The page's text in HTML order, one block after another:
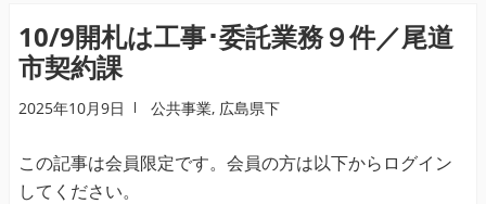
ス
ッ
プ
ッ
10/9開札は工事･委託業務９件／尾道
市契約課
2025年10月9日 公共事業, 広島県下
この記事は会員限定です。会員の方は以下からログイン
してください。